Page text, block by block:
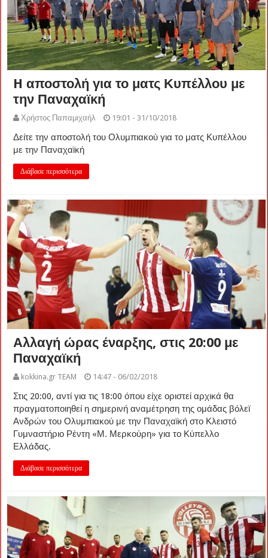
H αποστολή για το ματς Κυπέλλου με
την Παναχαϊκή
Χρήστος Παπαμιχαήλ 19:01 - 31/10/2018
Δείτε την αποστολή του Ολυμπιακού για το ματς Κυπέλλου
με την Παναχαϊκή
Διάβασε περισσότερα
Αλλαγή ώρας έναρξης, στις 20:00 με
Παναχαϊκή
kokkina.gr TEAM 14:47 - 06/02/2018
Στις 20:00, αντί για τις 18:00 όπου είχε οριστεί αρχικά θα
πραγματοποιηθεί η σημερινή αναμέτρηση της ομάδας βόλεϊ
Ανδρών του Ολυμπιακού με την Παναχαϊκή στο Κλειστό
Γυμναστήριο Ρέντη «Μ. Μερκούρη» για το Κύπελλο
Ελλάδας.
Διάβασε περισσότερα